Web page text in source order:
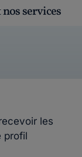
services
les
profil